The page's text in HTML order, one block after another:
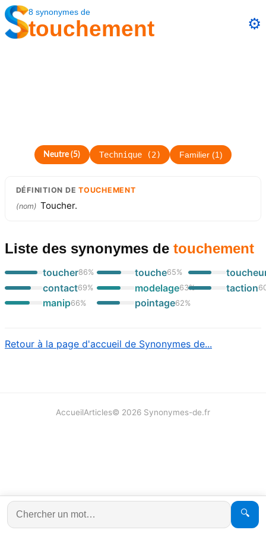
8synonymes de
touchement ⚙️
Neutre (5) Technique(2) Familier(1 )
DÉFINITION DETOUCHEMENT
(nom) Toucher.
Liste des synonymes de touchement
toucher86%
contact69%
manip66%
touche65%
modelage63%
pointage62%
taction
Retour à la page d'accueil de Synonymes de...
🔍
AccueilArticles© 2026 Synonymes-de.fr